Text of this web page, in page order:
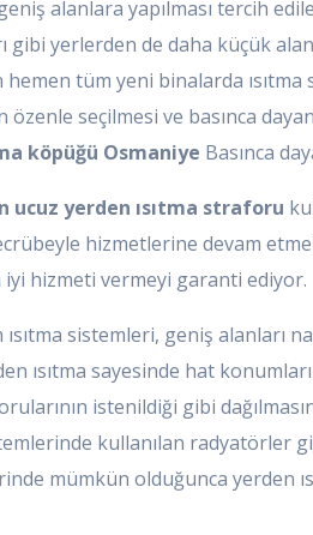
alanlara yapılması tercih
yerlerden de daha küçük
tüm yeni binalarda
seçilmesi ve basınca
köpüğü Osmaniye Basınca
ucuz yerden ısıtma straforu
hizmetlerine devam
hizmeti vermeyi garanti ediyor.
sistemleri, geniş alanları
ısıtma sayesinde hat
istenildiği gibi
kullanılan
mümkün olduğunca yerden